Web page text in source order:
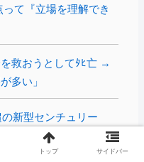
って『立場を理解でき
を救おうとしてﾀﾋ亡 →
多い」
新型センチュリー
トップ サイドバー